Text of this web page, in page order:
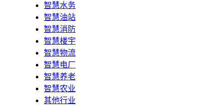
智慧水务
智慧油站
智慧消防
智慧楼宇
智慧物流
智慧电厂
智慧养老
智慧农业
其他行业